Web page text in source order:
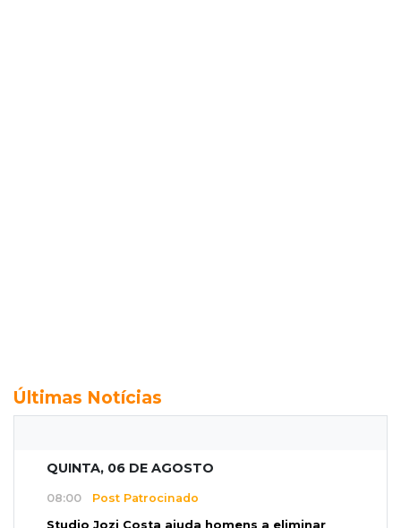
Últimas Notícias
QUINTA, 06 DE AGOSTO
08:00 Post Patrocinado
Studio Jozi Costa ajuda homens a eliminar